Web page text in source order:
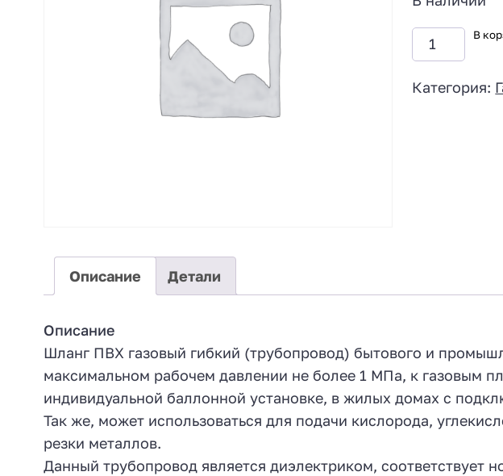
В
Категория:
Описание Детали
Описание
Шланг ПВХ газовый гибкий (трубопровод) бытового и
максимальном рабочем давлении не более 1 МПа, к газовым
индивидуальной баллонной установке, в жилых домах с
Так же, может использоваться для подачи кислорода,
резки металлов.
Данный трубопровод является диэлектриком,